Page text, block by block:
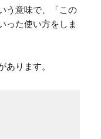
う意味で、「この
った使い方をしま
あります。